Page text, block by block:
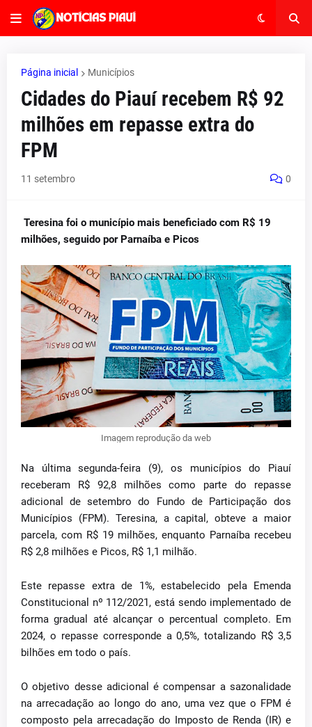
Página inicial Municípios
Cidades do Piauí recebem R$ 92
milhões em repasse extra do
FPM
11 setembro 0
Teresina foi o município mais beneficiado com R$ 19
milhões, seguido por Parnaíba e Picos
Imagem reprodução da web
Na última segunda-feira (9), os municípios do Piauí
receberam R$ 92,8 milhões como parte do repasse
adicional de setembro do Fundo de Participação dos
Municípios (FPM). Teresina, a capital, obteve a maior
parcela, com R$ 19 milhões, enquanto Parnaíba recebeu
R$ 2,8 milhões e Picos, R$ 1,1 milhão.
Este repasse extra de 1%, estabelecido pela Emenda
Constitucional nº 112/2021, está sendo implementado de
forma gradual até alcançar o percentual completo. Em
2024, o repasse corresponde a 0,5%, totalizando R$ 3,5
bilhões em todo o país.
O objetivo desse adicional é compensar a sazonalidade
na arrecadação ao longo do ano, uma vez que o FPM é
composto pela arrecadação do Imposto de Renda (IR) e